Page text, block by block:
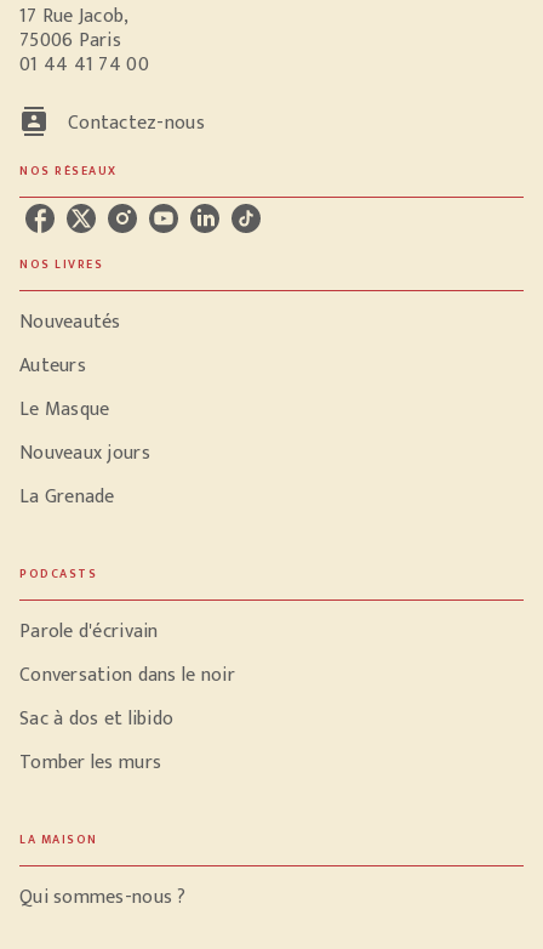
17 Rue Jacob,
75006 Paris
01 44 41 74 00
contacts Contactez-nous
NOS RÉSEAUX
NOS LIVRES
Nouveautés
Auteurs
Le Masque
Nouveaux jours
La Grenade
PODCASTS
Parole d'écrivain
Conversation dans le noir
Sac à dos et libido
Tomber les murs
LA MAISON
Qui sommes-nous ?